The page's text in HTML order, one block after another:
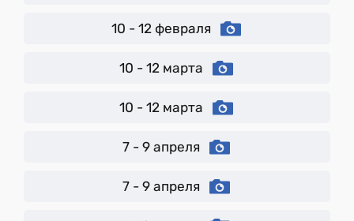
10 - 12 февраля
10 - 12 марта
10 - 12 марта
7 - 9 апреля
7 - 9 апреля